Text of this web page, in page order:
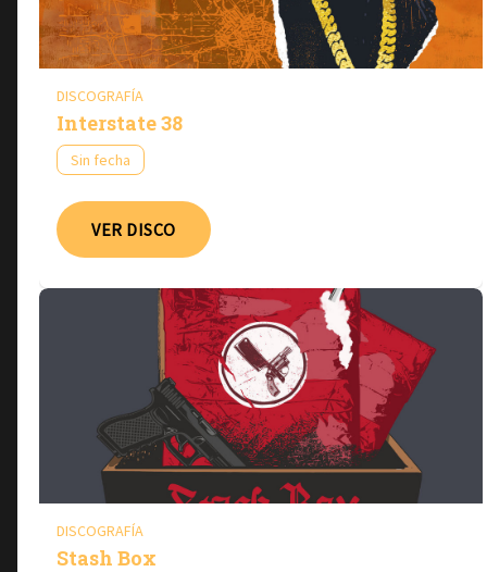
DISCOGRAFÍA
Interstate 38
Sin fecha
VER DISCO
DISCOGRAFÍA
Stash Box